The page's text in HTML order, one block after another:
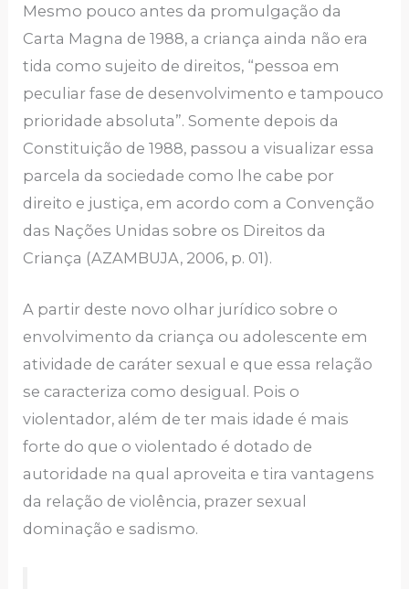
Mesmo pouco antes da promulgação da
Carta Magna de 1988, a criança ainda não era
tida como sujeito de direitos, “pessoa em
peculiar fase de desenvolvimento e tampouco
prioridade absoluta”. Somente depois da
Constituição de 1988, passou a visualizar essa
parcela da sociedade como lhe cabe por
direito e justiça, em acordo com a Convenção
das Nações Unidas sobre os Direitos da
Criança (AZAMBUJA, 2006, p. 01).
A partir deste novo olhar jurídico sobre o
envolvimento da criança ou adolescente em
atividade de caráter sexual e que essa relação
se caracteriza como desigual. Pois o
violentador, além de ter mais idade é mais
forte do que o violentado é dotado de
autoridade na qual aproveita e tira vantagens
da relação de violência, prazer sexual
dominação e sadismo.